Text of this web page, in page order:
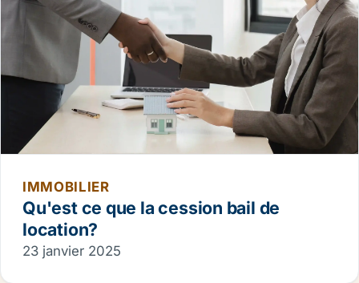
IMMOBILIER
Qu'est ce que la cession bail de
location?
23 janvier 2025